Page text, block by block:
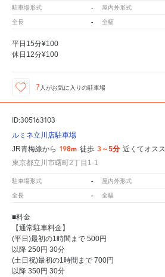
駐車場形式 - 屋内外形式
全長 - 全幅
平日15分¥100
休日12分¥100
7 人がお気に入りの駐車場
ID:305163103
ルミネ立川店駐車場
JR青梅線から 198m 徒歩 3～5分 近くてオスス
東京都立川市曙町2丁目1-1
駐車場形式 - 屋内外形式
全長 - 全幅
■料金
【通常駐車料金】
(平日)最初の1時間まで 500円
以降 250円 30分
(土日祝)最初の1時間まで 700円
以降 350円 30分